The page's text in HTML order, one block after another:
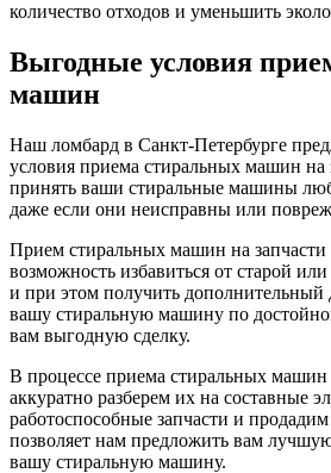
количество отходов и уменьшить
Выгодные условия
машин
Наш ломбард в Санкт-Петербурге
условия приема стиральных машин
принять ваши стиральные машины
даже если они неисправны или
Прием стиральных машин на
возможность избавиться от старой
и при этом получить
вашу стиральную машину по
вам выгодную сделку.
В процессе приема стиральных машин
аккуратно разберем их на составные
работоспособные запчасти и
позволяет нам предложить вам
вашу стиральную машину.